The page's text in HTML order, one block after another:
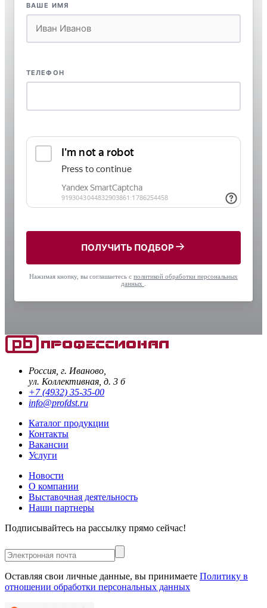
ВАШЕ ИМЯ
ТЕЛЕФОН
ПОЛУЧИТЬ ПОДБОР
Нажимая кнопку, вы соглашаетесь с политикой обработки персональных
данных
Россия, г. Иваново,
ул. Коллективная, д. 3 б
+7 (4932) 35-35-00
info@profdst.ru
Каталог продукции
Контакты
Вакансии
Услуги
Новости
О компании
Выставочная деятельность
Наши партнеры
Подписывайтесь на рассылку прямо сейчас!
Оставляя свои личные данные, вы принимаете Политику в
отношении обработки персональных данных